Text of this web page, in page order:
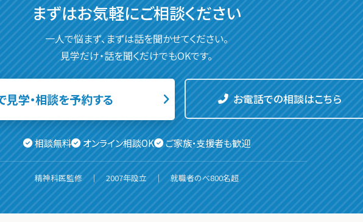
まずはお気軽にご相談ください
一人で悩まず、まずは話を聞かせてください。
見学だけ・話を聞くだけでもOKです。
見学・相談を予約する お電話での相談はこちら
相談無料 オンライン相談OK ご家族・支援者も歓迎
精神科医監修 ｜ 2007年設立 ｜ 就職者のべ800名超